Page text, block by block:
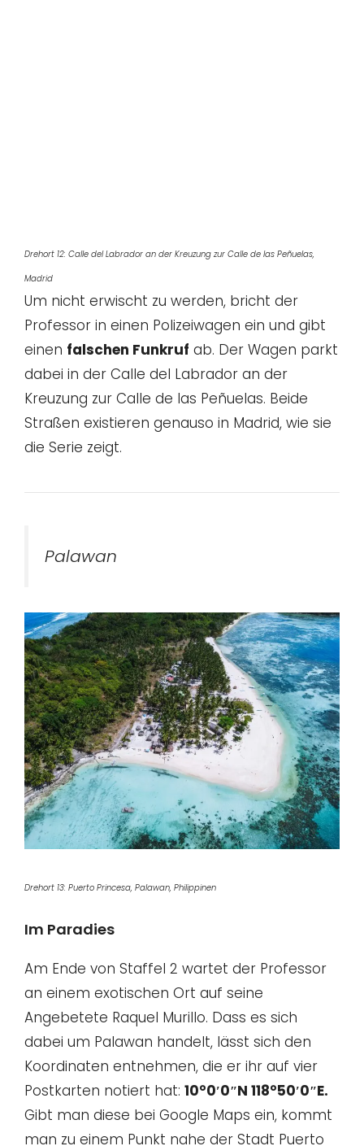
Drehort 12: Calle del Labrador an der Kreuzung zur Calle de las Peñuelas,
Madrid
Um nicht erwischt zu werden, bricht der
Professor in einen Polizeiwagen ein und gibt
einen falschen Funkruf ab. Der Wagen parkt
dabei in der Calle del Labrador an der
Kreuzung zur Calle de las Peñuelas. Beide
Straßen existieren genauso in Madrid, wie sie
die Serie zeigt.
Palawan
Drehort 13: Puerto Princesa, Palawan, Philippinen
Im Paradies
Am Ende von Staffel 2 wartet der Professor
an einem exotischen Ort auf seine
Angebetete Raquel Murillo. Dass es sich
dabei um Palawan handelt, lässt sich den
Koordinaten entnehmen, die er ihr auf vier
Postkarten notiert hat: 10°0′0″N 118°50′0″E.
Gibt man diese bei Google Maps ein, kommt
man zu einem Punkt nahe der Stadt Puerto